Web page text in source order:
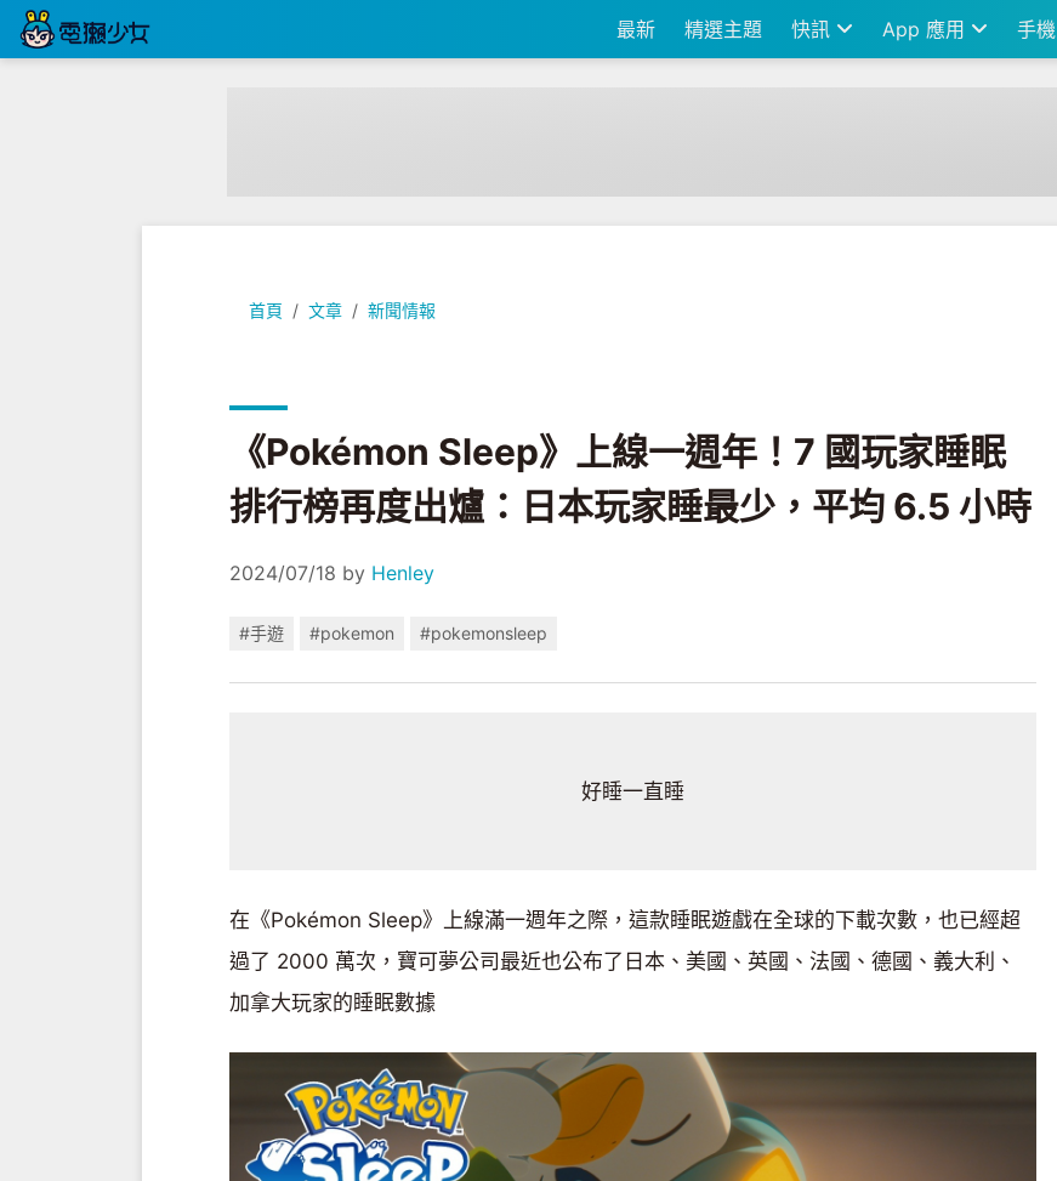
最新 精選主題 快訊 App 應用 手機
首頁 文章 新聞情報
《Pokémon Sleep》上線一週年！7 國玩家睡眠排行榜再度出爐：日本玩家睡最少，平均 6.5 小時
《Pokémon Sleep》上線一週年！7 國玩家睡眠
排行榜再度出爐：日本玩家睡最少，平均 6.5 小時
2024/07/18 by Henley
#手遊 #pokemon #pokemonsleep
好睡一直睡
在《Pokémon Sleep》上線滿一週年之際，這款睡眠遊戲在全球的下載次數，也已經超
過了 2000 萬次，寶可夢公司最近也公布了日本、美國、英國、法國、德國、義大利、
加拿大玩家的睡眠數據